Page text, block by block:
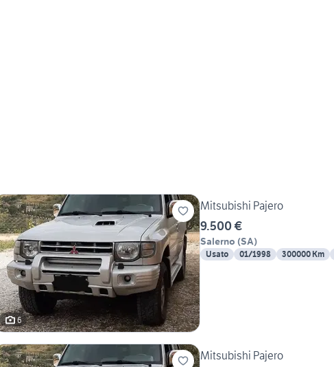
6
Mitsubishi Pajero
9.500 €
Salerno (SA)
Usato 01/1998 300000 Km
Mitsubishi Pajero